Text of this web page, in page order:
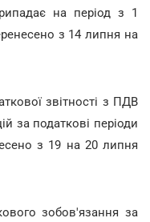
на період з 1
з 14 липня на
звітності з ПДВ
за податкові періоди
з 19 на 20 липня
зобов'язання за